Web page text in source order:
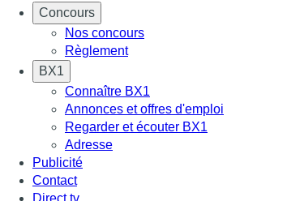
Concours
Nos concours
Règlement
BX1
Connaître BX1
Annonces et offres d'emploi
Regarder et écouter BX1
Adresse
Publicité
Contact
Direct tv